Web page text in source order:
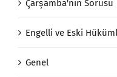
Çarşamba'nın Sorusu
Engelli ve Eski
Genel